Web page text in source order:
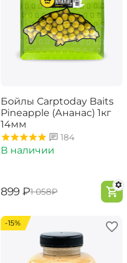
Бойлы Carptoday Baits
Pineapple (Ананас) 1кг
14мм
184
В наличии
‍899‍ ₽‍1 058‍₽
-15%